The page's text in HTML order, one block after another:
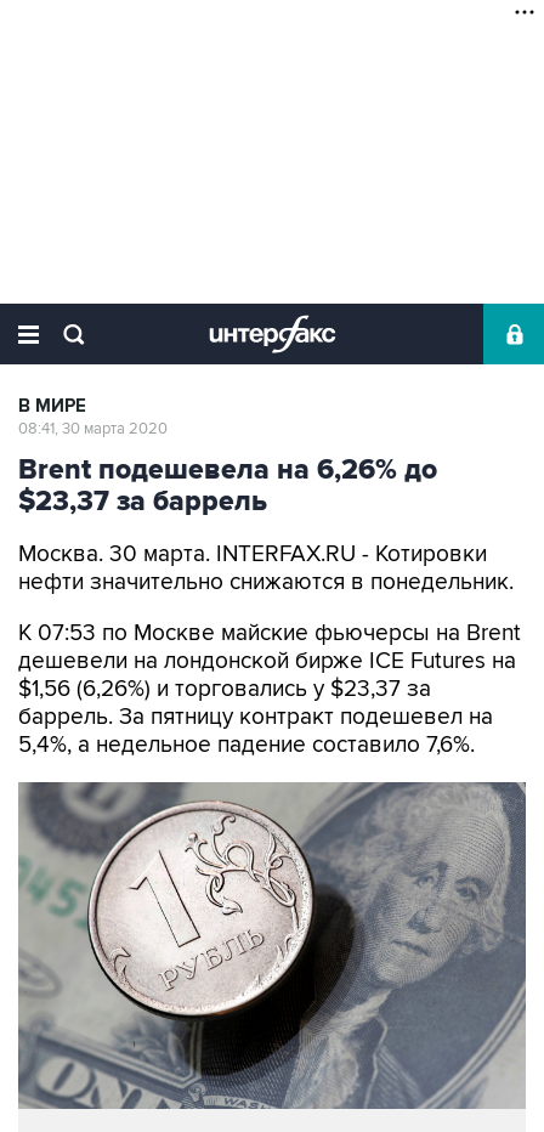
В МИРЕ
08:41, 30 марта 2020
Brent подешевела на 6,26% до
$23,37 за баррель
Москва. 30 марта. INTERFAX.RU - Котировки
нефти значительно снижаются в понедельник.
К 07:53 по Москве майские фьючерсы на Brent
дешевели на лондонской бирже ICE Futures на
$1,56 (6,26%) и торговались у $23,37 за
баррель. За пятницу контракт подешевел на
5,4%, а недельное падение составило 7,6%.